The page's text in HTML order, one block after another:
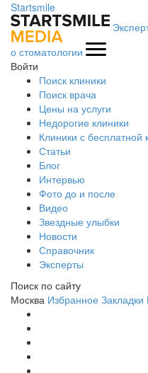
Startsmile
о стоматологии
Войти
Поиск клиники
Поиск врача
Цены на услуги
Недорогие клиники
Клиники с бесплатной
Статьи
Блог
Интервью
Фото до и после
Видео
Звездные улыбки
Новости
Справочник
Эксперты
Поиск по сайту
Москва Избранное Закладки